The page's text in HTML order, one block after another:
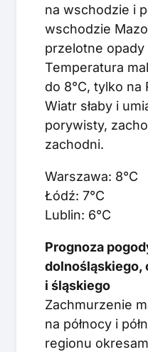
na wschodzie i
wschodzie
przelotne opady
Temperatura
do 8°C, tylko na
Wiatr słaby i
porywisty,
zachodni.
Warszawa:
Łódź: 7°C
Lublin: 6°C
Prognoza
dolnośląskiego,
i śląskiego
Zachmurzenie
na północy i
regionu